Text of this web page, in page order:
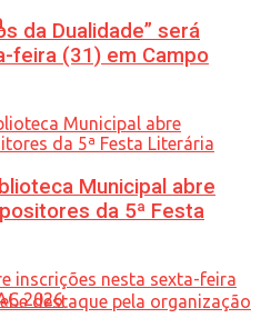
da Dualidade” será
feira (31) em Campo
Municipal abre
da 5ª Festa